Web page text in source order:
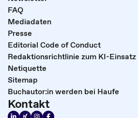
FAQ
Mediadaten
Presse
Editorial Code of Conduct
Redaktionsrichtlinie zum KI-Einsatz
Netiquette
Sitemap
Buchautor:in werden bei Haufe
Kontakt